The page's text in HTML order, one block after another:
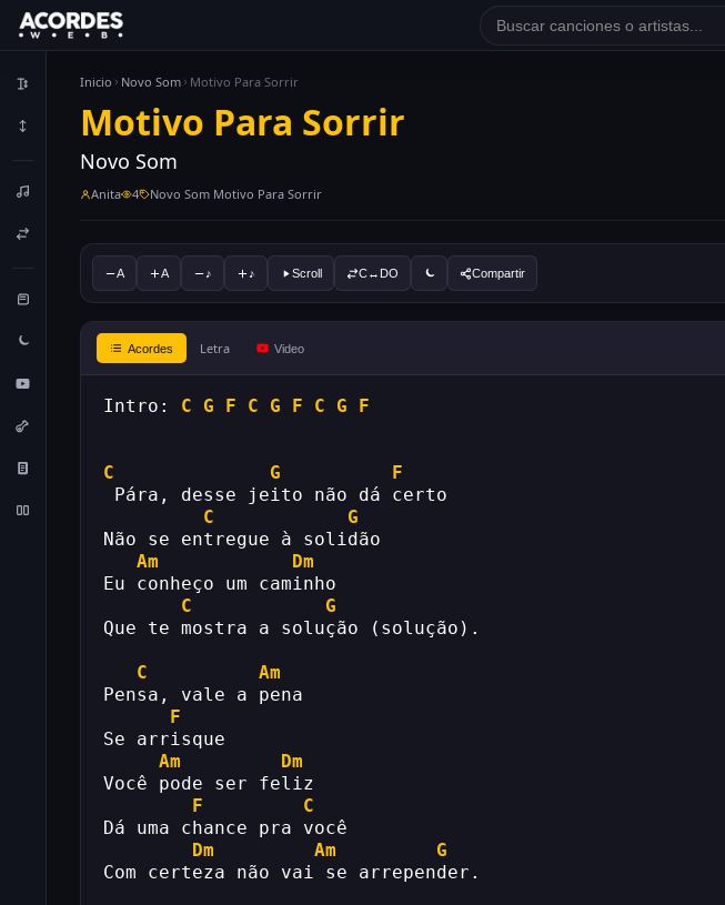
Inicio Novo Som Motivo Para Sorrir
Motivo Para Sorrir
Novo Som
Anita 4 Novo Som Motivo Para Sorrir
A A ♪ ♪ Scroll C↔DO Compartir
Acordes Letra Video
Intro: C G F C G F C G F
C G
F
Pára, desse jeito não dá certo
C
G
Não se entregue à solidão
Am
Dm
Eu conheço um caminho
C
G
Que te mostra a solução (solução).
C
Am
Pensa, vale a pena
F
Se arrisque
Am
Dm
Você pode ser feliz
F
C
Dá uma chance pra você
Dm
Am
G
Com certeza não vai se arrepender.